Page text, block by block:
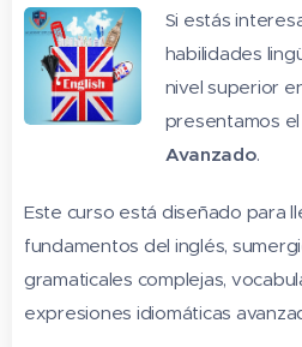
Si estás
habilidades
nivel superior
presentamos el
Avanzado.
Este curso está diseñado para
fundamentos del inglés,
gramaticales complejas,
expresiones idiomáticas